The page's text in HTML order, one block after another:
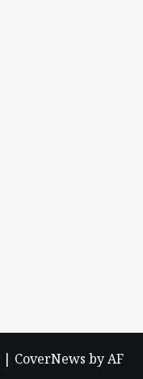
| CoverNews by AF